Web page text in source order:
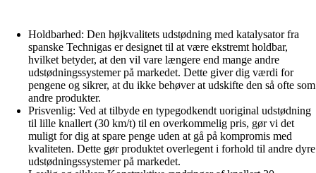
Holdbarhed: Den højkvalitets udstødning med katalysator fra
spanske Technigas er designet til at være ekstremt holdbar,
hvilket betyder, at den vil vare længere end mange andre
udstødningssystemer på markedet. Dette giver dig værdi for
pengene og sikrer, at du ikke behøver at udskifte den så ofte som
andre produkter.
Prisvenlig: Ved at tilbyde en typegodkendt uoriginal udstødning
til lille knallert (30 km/t) til en overkommelig pris, gør vi det
muligt for dig at spare penge uden at gå på kompromis med
kvaliteten. Dette gør produktet overlegent i forhold til andre dyre
udstødningssystemer på markedet.